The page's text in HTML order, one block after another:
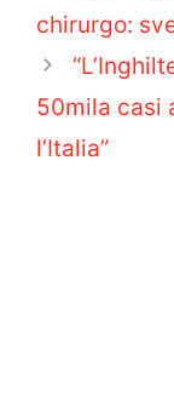
chirurgo:
50mila casi
l’Italia”